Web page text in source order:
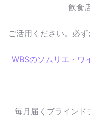
飲食
ご活用ください。必
WBSのソムリエ・ワ
毎月届くブラインド